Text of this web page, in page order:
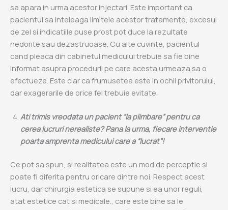
sa apara in urma acestor injectari. Este important ca
pacientul sa inteleaga limitele acestor tratamente, excesul
de zel si indicatiile puse prost pot duce la rezultate
nedorite sau dezastruoase. Cu alte cuvinte, pacientul
cand pleaca din cabinetul medicului trebuie sa fie bine
informat asupra procedurii pe care acesta urmeaza sa o
efectueze. Este clar ca frumusetea este in ochii privitorului,
dar exagerarile de orice fel trebuie evitate.
Ati trimis vreodata un pacient “la plimbare” pentru ca
cerea lucruri nerealiste? Pana la urma, fiecare interventie
poarta amprenta medicului care a “lucrat”!
Ce pot sa spun, si realitatea este un mod de perceptie si
poate fi diferita pentru oricare dintre noi. Respect acest
lucru, dar chirurgia estetica se supune si ea unor reguli,
atat estetice cat si medicale., care este bine sa le